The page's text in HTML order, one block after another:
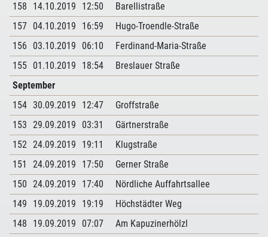
158
14.10.2019 12:50
Barellistraße
157 04.10.2019 16:59
Hugo-Troendle-Straße
156
03.10.2019 06:10
Ferdinand-Maria-Straße
155 01.10.2019 18:54
Breslauer Straße
September
154 30.09.2019 12:47
Groffstraße
153 29.09.2019 03:31
Gärtnerstraße
152 24.09.2019 19:11
Klugstraße
151
24.09.2019 17:50
Gerner Straße
150 24.09.2019 17:40
Nördliche Auffahrtsallee
149
19.09.2019 19:19
Höchstädter Weg
148
19.09.2019 07:07
Am Kapuzinerhölzl